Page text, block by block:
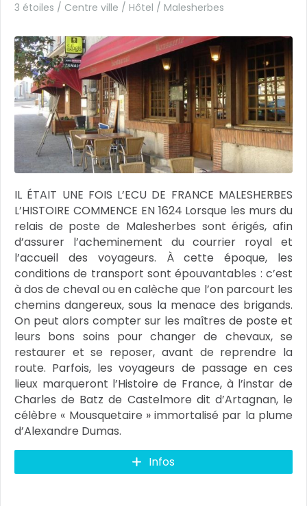
3 étoiles / Centre ville / Hôtel / Malesherbes
IL ÉTAIT UNE FOIS L’ECU DE FRANCE MALESHERBES
L’HISTOIRE COMMENCE EN 1624 Lorsque les murs du
relais de poste de Malesherbes sont érigés, afin
d’assurer l’acheminement du courrier royal et
l’accueil des voyageurs. À cette époque, les
conditions de transport sont épouvantables : c’est
à dos de cheval ou en calèche que l’on parcourt les
chemins dangereux, sous la menace des brigands.
On peut alors compter sur les maîtres de poste et
leurs bons soins pour changer de chevaux, se
restaurer et se reposer, avant de reprendre la
route. Parfois, les voyageurs de passage en ces
lieux marqueront l’Histoire de France, à l’instar de
Charles de Batz de Castelmore dit d’Artagnan, le
célèbre « Mousquetaire » immortalisé par la plume
d’Alexandre Dumas.
Infos